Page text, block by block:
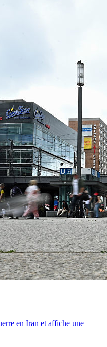
en Iran et affiche une